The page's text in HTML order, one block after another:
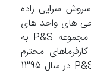
سرایی زاده
های واحد های
مسکونی و تجاری آغاز به فعالیت کرد. مجموعه P&S به
محترم
مبنی بر اجرای طراحی ها توسط مجموعه P&S در سال 1395